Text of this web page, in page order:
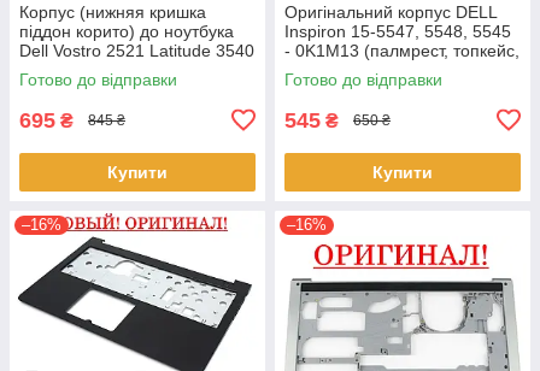
Корпус (нижняя кришка
піддон корито) до ноутбука
Dell Vostro 2521 Latitude 3540
(0YXMG9, AP0ZG000200)
Готово до відправки
695 ₴ 845 ₴
Купити
Оригінальний корпус DELL
Inspiron 15-5547, 5548, 5545
- 0K1M13 (палмрест, топкейс,
верх)
Готово до відправки
545 ₴ 650 ₴
Купити
–16% –16%